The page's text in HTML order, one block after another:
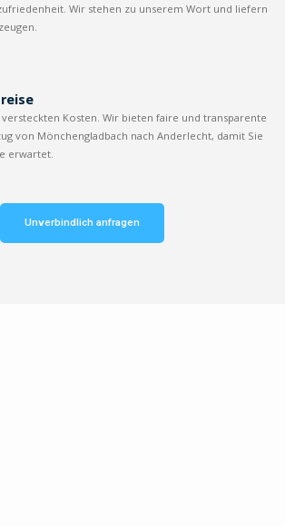
Wir stehen zu unserem Wort und liefern
versteckten Kosten. Wir bieten faire und transparente
von Mönchengladbach nach Anderlecht, damit Sie
erwartet.
Unverbindlich anfragen